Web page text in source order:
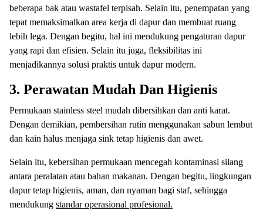
beberapa bak atau wastafel terpisah. Selain itu, penempatan yang
tepat memaksimalkan area kerja di dapur dan membuat ruang
lebih lega. Dengan begitu, hal ini mendukung pengaturan dapur
yang rapi dan efisien. Selain itu juga, fleksibilitas ini
menjadikannya solusi praktis untuk dapur modern.
3. Perawatan Mudah Dan Higienis
Permukaan stainless steel mudah dibersihkan dan anti karat.
Dengan demikian, pembersihan rutin menggunakan sabun lembut
dan kain halus menjaga sink tetap higienis dan awet.
Selain itu, kebersihan permukaan mencegah kontaminasi silang
antara peralatan atau bahan makanan. Dengan begitu, lingkungan
dapur tetap higienis, aman, dan nyaman bagi staf, sehingga
mendukung standar operasional profesional.